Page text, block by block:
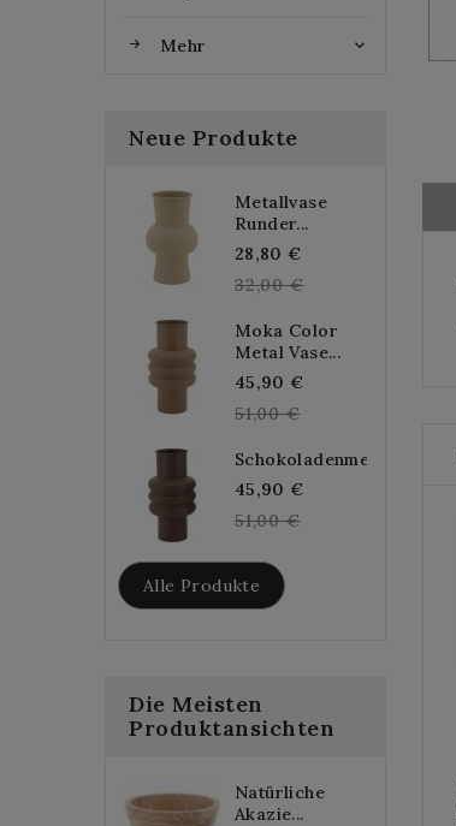
Mehr 
Neue Produkte
Metallvase
Runder...
28,80 €
price
32,00 €
Moka Color
Metal Vase...
45,90 €
51,00 €
Schokoladenmetallvase...
45,90 €
51,00 €
Alle Produkte
Die Meisten
Produktansichten
Natürliche
Akazie...